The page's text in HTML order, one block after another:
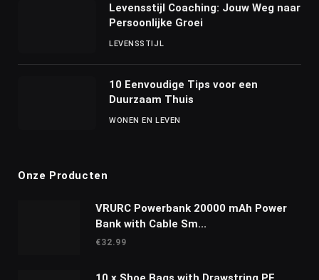
Levensstijl Coaching: Jouw Weg naar
Persoonlijke Groei
LEVENSSTIJL
10 Eenvoudige Tips voor een
Duurzaam Thuis
WONEN EN LEVEN
Onze Producten
VRURC Powerbank 20000 mAh Power
Bank with Cable Sm...
€32.99